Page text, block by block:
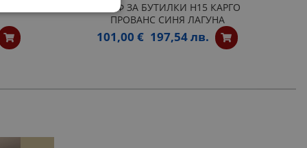
ШКАФ ЗА БУТИЛКИ H15 КАРГО
ПРОВАНС СИНЯ ЛАГУНА
101,00 € 197,54 лв.